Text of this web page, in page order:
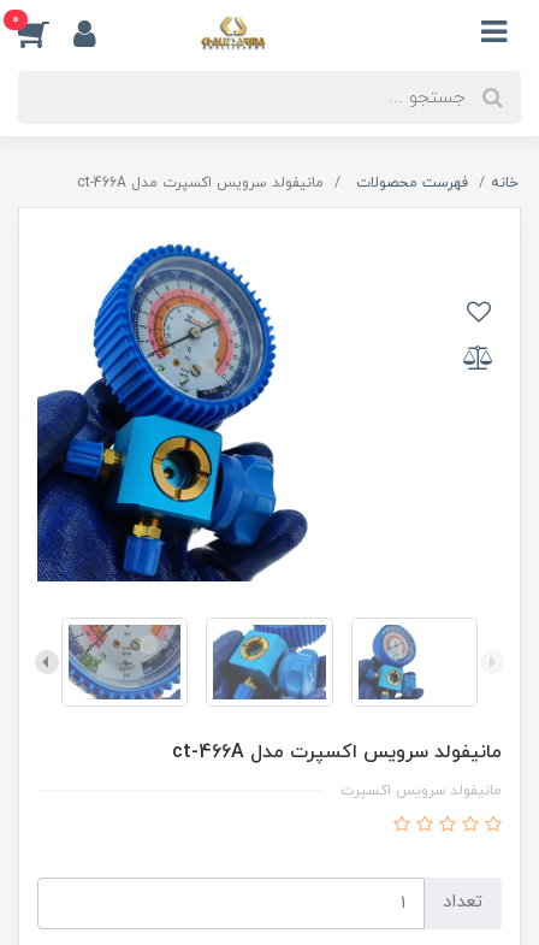
0
خانه فهرست محصولات مانیفولد سرویس اکسپرت مدل ct-466A
مانیفولد سرویس اکسپرت مدل ct-466A
مانیفولد سرویس اکسپرت
تعداد